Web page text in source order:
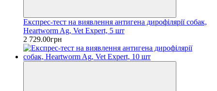
Експрес-тест на виявлення антигена дирофілярії собак,
Heartworm Ag, Vet Expert, 5 шт
2 729.00грн